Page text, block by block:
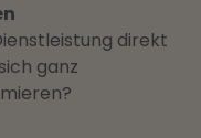
direkt
ganz